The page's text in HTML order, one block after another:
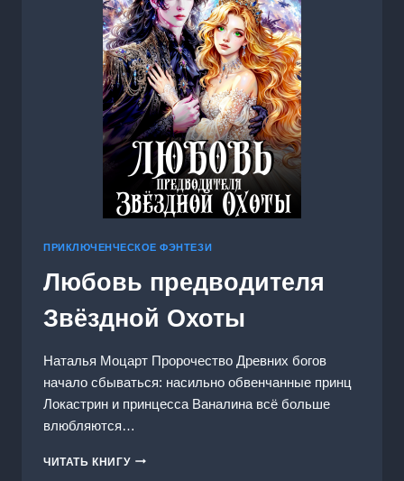
ПРИКЛЮЧЕНЧЕСКОЕ ФЭНТЕЗИ
Любовь предводителя
Звёздной Охоты
Наталья Моцарт Пророчество Древних богов
начало сбываться: насильно обвенчанные принц
Локастрин и принцесса Ваналина всё больше
влюбляются…
ЧИТАТЬ КНИГУЛЮБОВЬ